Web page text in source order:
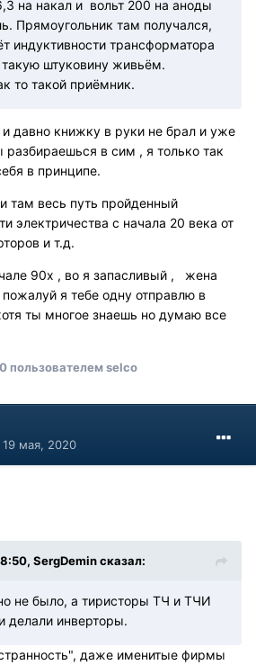
на накал и вольт 200 на аноды
Прямоугольник там получался,
индуктивности трансформатора
такую штуковину живьём.
то такой приёмник.
давно книжку в руки не брал и уже
разбираешься в сим , я только так
в принципе.
там весь путь пройденный
электричества с начала 20 века от
и т.д.
90х , во я запасливый , жена
я тебе одну отправлю в
ты многое знаешь но думаю все
пользователем selco
19 мая, 2020
SergDemin сказал:
не было, а тиристоры ТЧ и ТЧИ
делали инверторы.
даже именитые фирмы